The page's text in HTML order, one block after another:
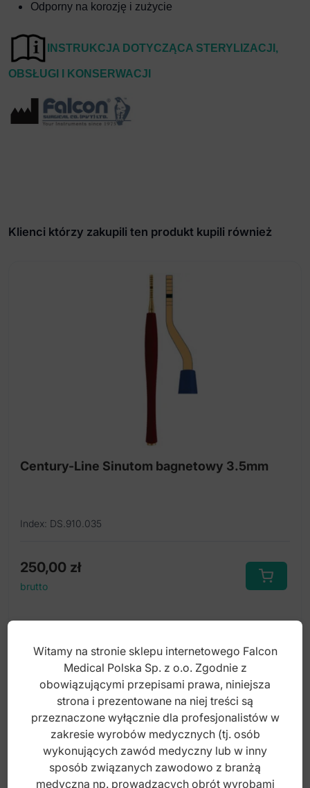
Odporny na korozję i zużycie
NSTRUKCJA DOTYCZĄCA STERYLIZACJI,
OBSŁUGI I KONSERWACJI
Klienci którzy zakupili ten produkt kupili również
Century-Line Sinutom bagnetowy 3.5mm
Index: DS.910.035
250,00 zł
brutto
Witamy na stronie sklepu internetowego Falcon
Medical Polska Sp. z o.o. Zgodnie z
obowiązującymi przepisami prawa, niniejsza
strona i prezentowane na niej treści są
przeznaczone wyłącznie dla profesjonalistów w
zakresie wyrobów medycznych (tj. osób
wykonujących zawód medyczny lub w inny
sposób związanych zawodowo z branżą
medyczną np. prowadzących obrót wyrobami